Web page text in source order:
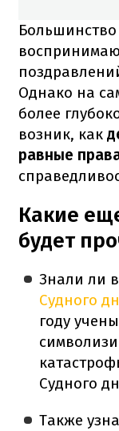
Однако на
более
возник, как
равные
Какие
будет
Знали ли
Судного
году
Судного
Также